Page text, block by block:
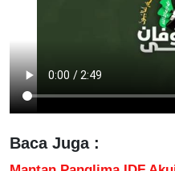
Baca Juga :